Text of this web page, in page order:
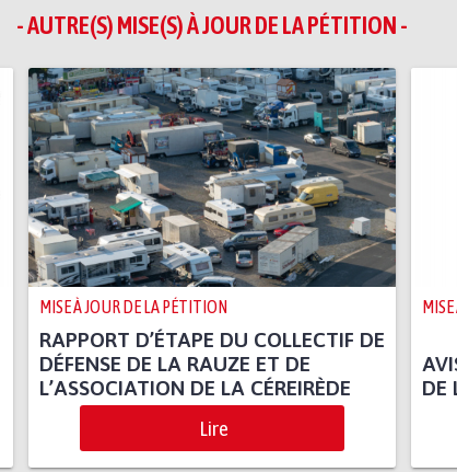
- AUTRE(S) MISE(S) À JOUR DE LA PÉTITION -
MISE À JOUR DE LA PÉTITION
RAPPORT D’ÉTAPE DU COLLECTIF DE
DÉFENSE DE LA RAUZE ET DE
L’ASSOCIATION DE LA CÉREIRÈDE
Lire
DE